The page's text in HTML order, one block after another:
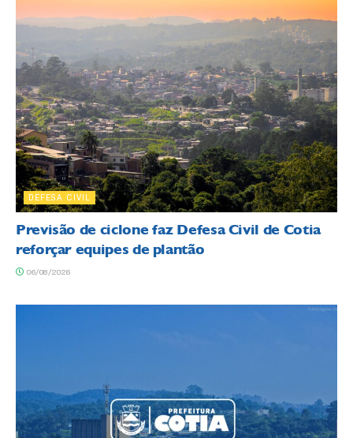
DEFESA CIVIL
Previsão de ciclone faz Defesa Civil de Cotia
reforçar equipes de plantão
06/08/2026